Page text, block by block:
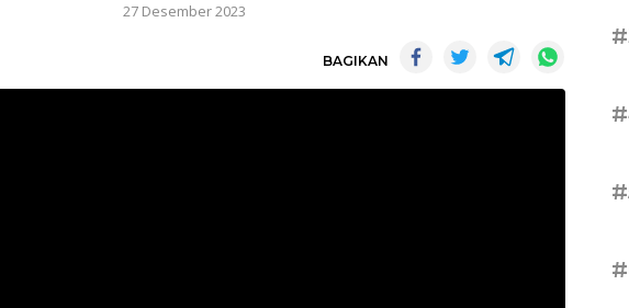
27 Desember 2023
BAGIKAN